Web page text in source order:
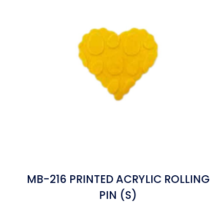
MB-216 PRINTED ACRYLIC ROLLING
PIN (S)